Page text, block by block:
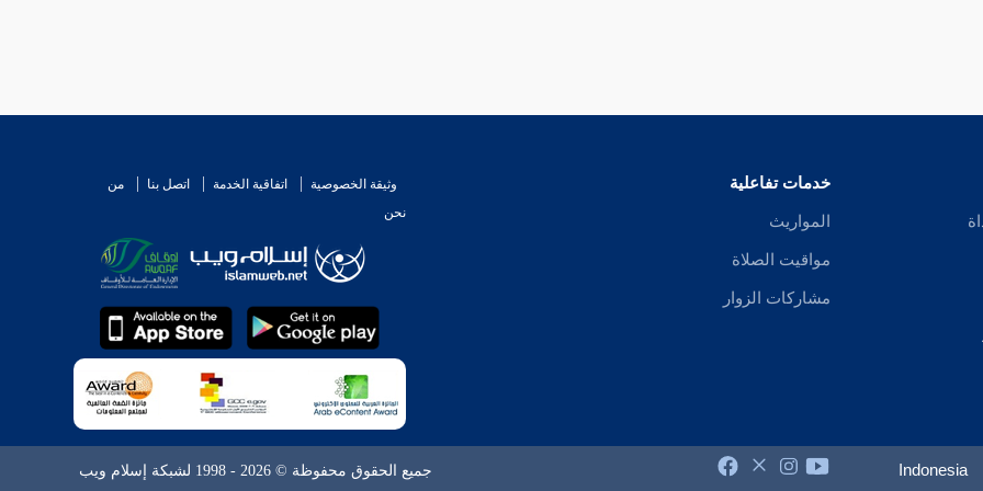
خدمات تفاعلية
المواريث
مواقيت الصلاة
مشاركات الزوار
وثيقة الخصوصية اتفاقية الخدمة اتصل بنا
من
نحن
Indonesia جميع الحقوق محفوظة © 2026 - 1998 لشبكة إسلام ويب